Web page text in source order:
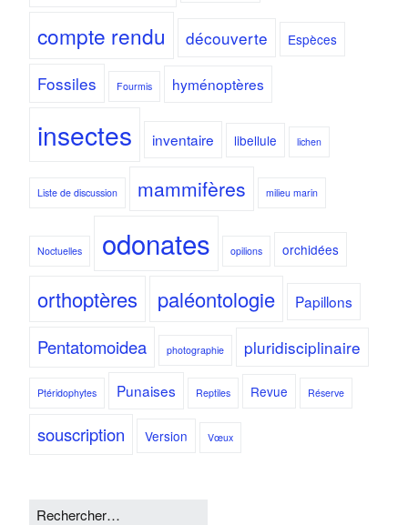
compte rendu découverte Espèces
Fossiles Fourmis hyménoptères
insectes inventaire libellule lichen
Liste de discussion mammifères milieu marin
Noctuelles odonates opilions orchidées
orthoptères paléontologie Papillons
Pentatomoidea photographie pluridisciplinaire
Ptéridophytes Punaises Reptiles Revue Réserve
souscription Version Vœux